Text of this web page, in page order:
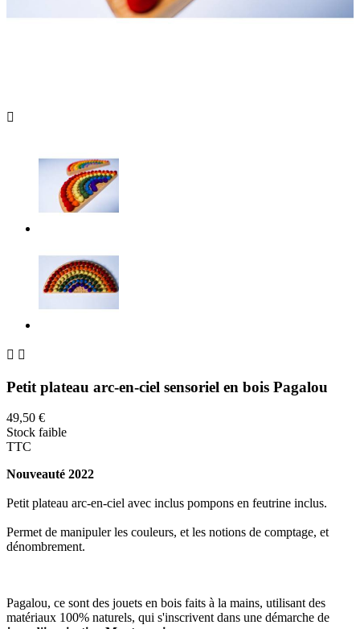

 
Petit plateau arc-en-ciel sensoriel en bois Pagalou
49,50 €
Stock faible
TTC
Nouveauté 2022
Petit plateau arc-en-ciel avec inclus pompons en feutrine inclus.
Permet de manipuler les couleurs, et les notions de comptage, et
dénombrement.
Pagalou, ce sont des jouets en bois faits à la mains, utilisant des
matériaux 100% naturels, qui s'inscrivent dans une démarche de